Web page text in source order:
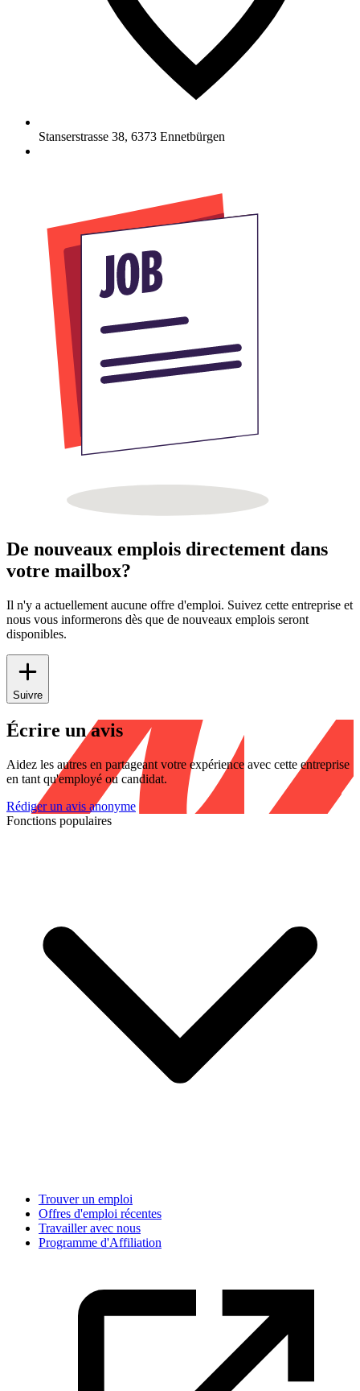
Stanserstrasse 38, 6373 Ennetbürgen
De nouveaux emplois directement dans
votre mailbox?
Il n'y a actuellement aucune offre d'emploi. Suivez cette entreprise et
nous vous informerons dès que de nouveaux emplois seront
disponibles.
Suivre
Écrire un avis
Aidez les autres en partageant votre expérience avec cette entreprise
en tant qu'employé ou candidat.
Rédiger un avis anonyme
Fonctions populaires
Trouver un emploi
Offres d'emploi récentes
Travailler avec nous
Programme d'Affiliation